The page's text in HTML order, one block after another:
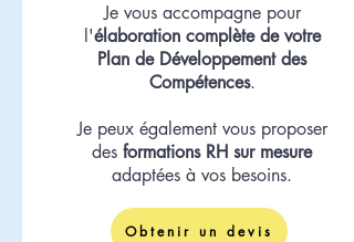
Je vous accompagne pour
l'élaboration complète de votre
Plan de Développement des
Compétences.
Je peux également vous proposer
des formations RH sur mesure
adaptées à vos besoins.
Obtenir un devis